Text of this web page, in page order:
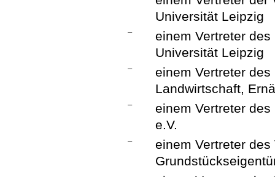
Universität Leipzig
–
einem Vertreter
Universität Leipzig
–
einem Vertreter
Landwirtschaft,
–
einem Vertreter
e.V.
–
einem Vertreter